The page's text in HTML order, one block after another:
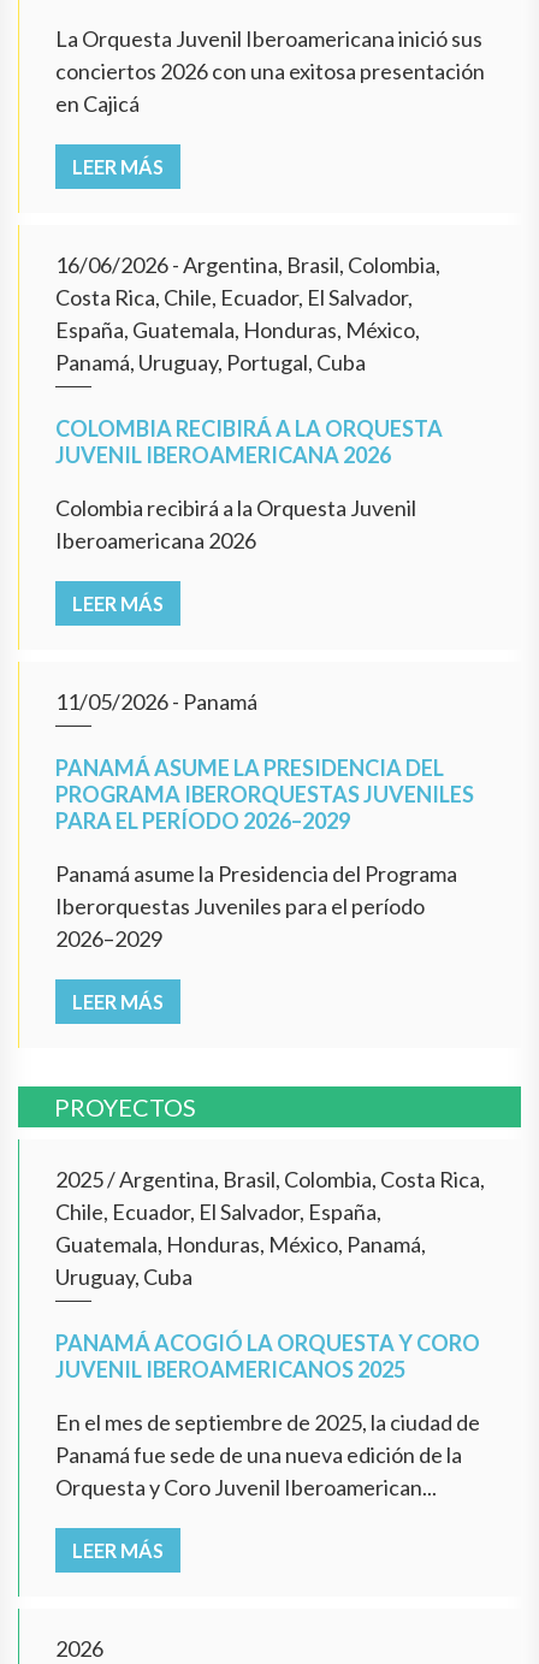
La Orquesta Juvenil Iberoamericana inició sus
conciertos 2026 con una exitosa presentación
en Cajicá
LEER MÁS
16/06/2026- Argentina, Brasil, Colombia,
Costa Rica, Chile, Ecuador, El Salvador,
España, Guatemala, Honduras, México,
Panamá, Uruguay, Portugal, Cuba
COLOMBIA RECIBIRÁ A LA ORQUESTA
JUVENIL IBEROAMERICANA 2026
Colombia recibirá a la Orquesta Juvenil
Iberoamericana 2026
LEER MÁS
11/05/2026- Panamá
PANAMÁ ASUME LA PRESIDENCIA DEL
PROGRAMA IBERORQUESTAS JUVENILES
PARA EL PERÍODO 2026–2029
Panamá asume la Presidencia del Programa
Iberorquestas Juveniles para el período
2026–2029
LEER MÁS
PROYECTOS
2025/Argentina, Brasil, Colombia, Costa Rica,
Chile, Ecuador, El Salvador, España,
Guatemala, Honduras, México, Panamá,
Uruguay, Cuba
PANAMÁ ACOGIÓ LA ORQUESTA Y CORO
JUVENIL IBEROAMERICANOS 2025
En el mes de septiembre de 2025, la ciudad de
Panamá fue sede de una nueva edición de la
Orquesta y Coro Juvenil Iberoamerican...
LEER MÁS
2026